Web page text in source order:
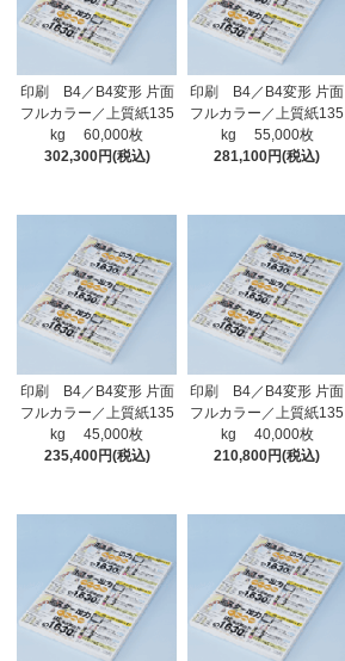
印刷 B4／B4変形 片面
フルカラー／上質紙135
kg 60,000枚
302,300円(税込)
印刷 B4／B4変形 片面
フルカラー／上質紙135
kg 55,000枚
281,100円(税込)
印刷 B4／B4変形 片面
フルカラー／上質紙135
kg 45,000枚
235,400円(税込)
印刷 B4／B4変形 片面
フルカラー／上質紙135
kg 40,000枚
210,800円(税込)